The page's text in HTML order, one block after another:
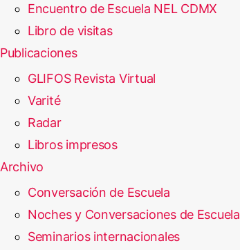
Encuentro de Escuela NEL CDMX
Libro de visitas
Publicaciones
GLIFOS Revista Virtual
Varité
Radar
Libros impresos
Archivo
Conversación de Escuela
Noches y Conversaciones de Escuela
Seminarios internacionales